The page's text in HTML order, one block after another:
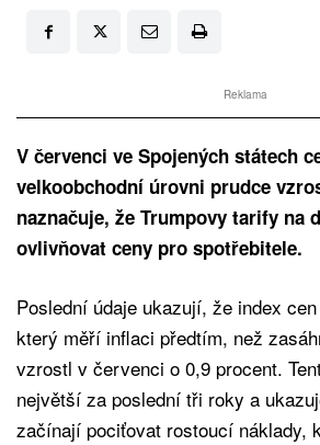
Reklama
V červenci ve Spojených státech
velkoobchodní úrovni prudce
naznačuje, že Trumpovy tarify na
ovlivňovat ceny pro spotřebitele.
Poslední údaje ukazují, že index
který měří inflaci předtím, než
vzrostl v červenci o 0,9 procent.
největší za poslední tři roky a
začínají pociťovat rostoucí náklady,